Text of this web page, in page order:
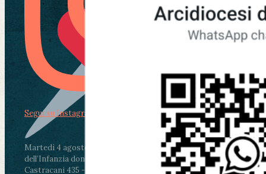
Martedì 4 agosto2026
ore 11:30 - Lucca, Scuola
dell’Infanzia don Aldo Mei - Viale Castruccio
Castracani 435 - Inaugurazione murales in
Segui su Instagram